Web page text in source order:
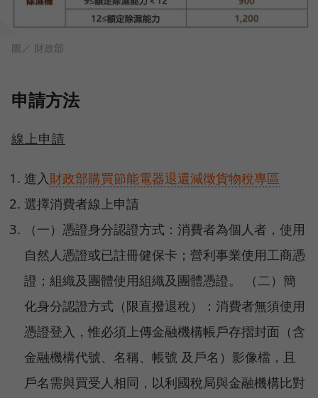
圖／ 財政部
申請方法
線上申請
進入財政部購買節能電器退還減徵貨物稅專區
選擇消費者線上申請
（一）憑證身分認證方式：消費者為個人者，使用
自然人憑證或已註冊健保卡；營利事業使用工商憑
證；組織及團體使用組織及團體憑證。 （二）簡
化身分認證方式（限直撥退稅）：消費者無須使用
憑證登入，惟必須上傳金融機構帳戶存摺封面（含
金融機構代號、名稱、帳號 及戶名）影像檔，且
戶名需與買受人相同，以利國稅局與金融機構比對